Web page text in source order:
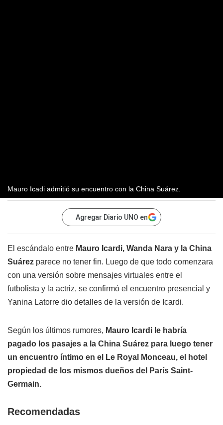
Mauro Icadi admitió su encuentro con la China Suárez.
Agregar Diario UNO en
El escándalo entre Mauro Icardi, Wanda Nara y la China
Suárez parece no tener fin. Luego de que todo comenzara
con una versión sobre mensajes virtuales entre el
futbolista y la actriz, se confirmó el encuentro presencial y
Yanina Latorre dio detalles de la versión de Icardi.
Según los últimos rumores, Mauro Icardi le habría
pagado los pasajes a la China Suárez para luego tener
un encuentro íntimo en el Le Royal Monceau, el hotel
propiedad de los mismos dueños del París Saint-
Germain.
Recomendadas